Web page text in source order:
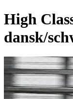
High
dansk/